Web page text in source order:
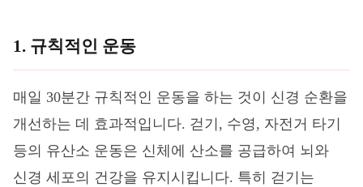
1. 규칙적인 운동
매일 30분간 규칙적인 운동을 하는 것이 신경 순환을
개선하는 데 효과적입니다. 걷기, 수영, 자전거 타기
등의 유산소 운동은 신체에 산소를 공급하여 뇌와
신경 세포의 건강을 유지시킵니다. 특히 걷기는